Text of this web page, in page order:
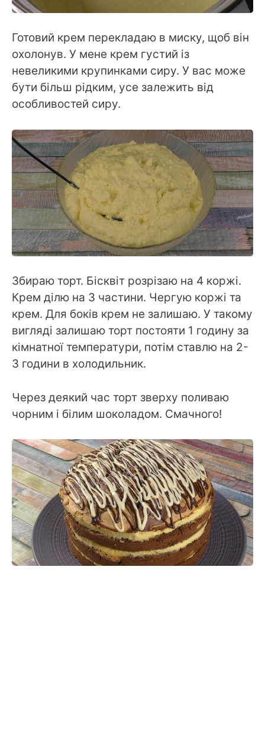
Готовий крем перекладаю в миску, щоб він
охолонув. У мене крем густий із
невеликими крупинками сиру. У вас може
бути більш рідким, усе залежить від
особливостей сиру.
Збираю торт. Бісквіт розрізаю на 4 коржі.
Крем ділю на 3 частини. Чергую коржі та
крем. Для боків крем не залишаю. У такому
вигляді залишаю торт постояти 1 годину за
кімнатної температури, потім ставлю на 2-
3 години в холодильник.
Через деякий час торт зверху поливаю
чорним і білим шоколадом. Смачного!